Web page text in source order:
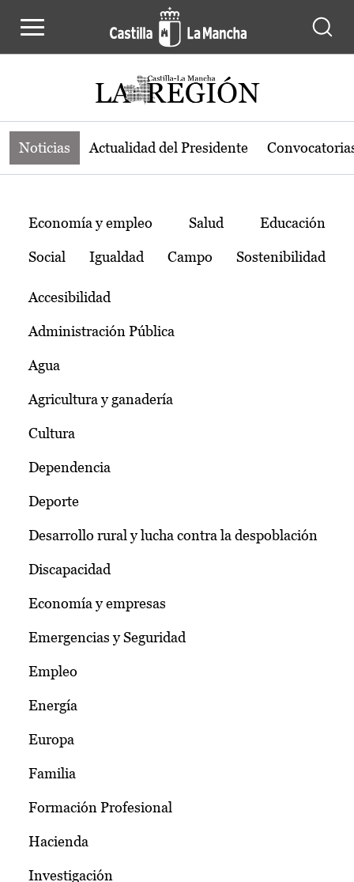
Noticias de la región de Castilla-La
Noticias Actualidad del Presidente
Temas
Economía y empleo Salud Educación
Social Igualdad Campo Sostenibilidad
Accesibilidad
Administración Pública
Agua
Agricultura y ganadería
Cultura
Dependencia
Deporte
Desarrollo rural y lucha contra la despoblación
Discapacidad
Economía y empresas
Emergencias y Seguridad
Empleo
Energía
Europa
Familia
Formación Profesional
Hacienda
Investigación